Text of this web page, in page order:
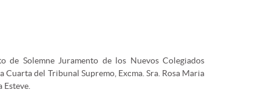
de Solemne Juramento de los Nuevos Colegiados
del Tribunal Supremo, Excma. Sra. Rosa Maria
Esteve.